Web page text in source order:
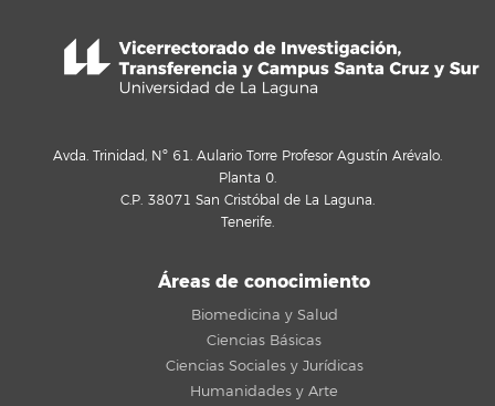
Avda. Trinidad, Nº 61. Aulario Torre Profesor Agustín Arévalo.
Planta 0.
C.P. 38071 San Cristóbal de La Laguna.
Tenerife.
Áreas de conocimiento
Biomedicina y Salud
Ciencias Básicas
Ciencias Sociales y Jurídicas
Humanidades y Arte